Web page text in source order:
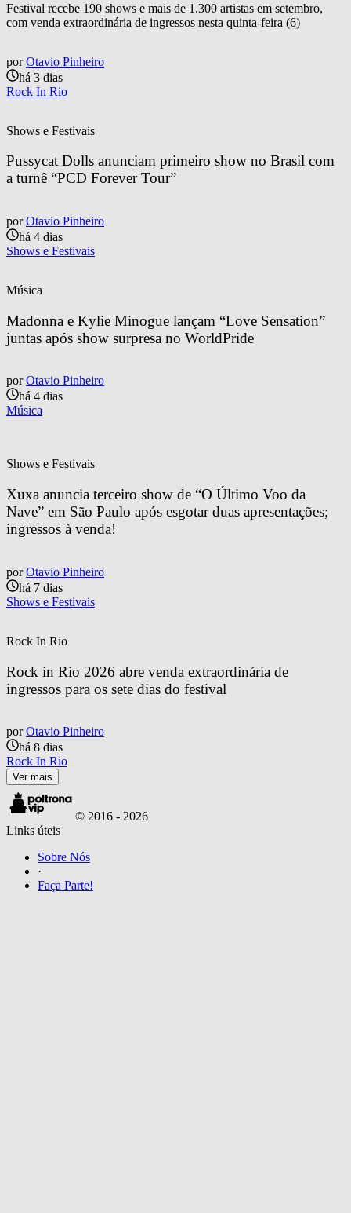
Festival recebe 190 shows e mais de 1.300 artistas em setembro,
com venda extraordinária de ingressos nesta quinta-feira (6)
por Otavio Pinheiro
há 3 dias
Rock In Rio
Shows e Festivais
Pussycat Dolls anunciam primeiro show no Brasil com
a turnê “PCD Forever Tour”
por Otavio Pinheiro
há 4 dias
Shows e Festivais
Música
Madonna e Kylie Minogue lançam “Love Sensation”
juntas após show surpresa no WorldPride
por Otavio Pinheiro
há 4 dias
Música
Shows e Festivais
Xuxa anuncia terceiro show de “O Último Voo da
Nave” em São Paulo após esgotar duas apresentações;
ingressos à venda!
por Otavio Pinheiro
há 7 dias
Shows e Festivais
Rock In Rio
Rock in Rio 2026 abre venda extraordinária de
ingressos para os sete dias do festival
por Otavio Pinheiro
há 8 dias
Rock In Rio
Ver mais
© 2016 - 2026
Links úteis
Sobre Nós
·
Faça Parte!